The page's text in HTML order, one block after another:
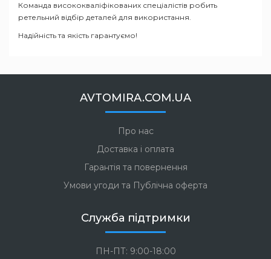
Команда висококваліфікованих спеціалістів робить
ретельний відбір деталей для використання.
Надійність та якість гарантуємо!
AVTOMIRA.COM.UA
Про нас
Доставка і оплата
Гарантія та повернення
Умови угоди та Публічна оферта
Служба підтримки
ПН-ПТ: 9:00-18:00